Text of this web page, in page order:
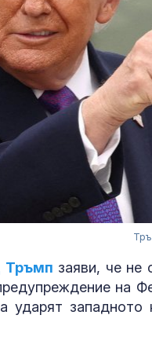
Тръмп заяви, че не
на
ударят